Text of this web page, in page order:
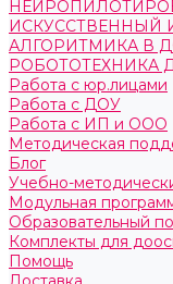
ИСКУССТВЕННЫЙ
АЛГОРИТМИКА В
Работа с юр.лицами
Работа с ДОУ
Работа с ИП и ООО
Методическая
Блог
Учебно-
Модульная
Образовательный
Комплекты для
Помощь